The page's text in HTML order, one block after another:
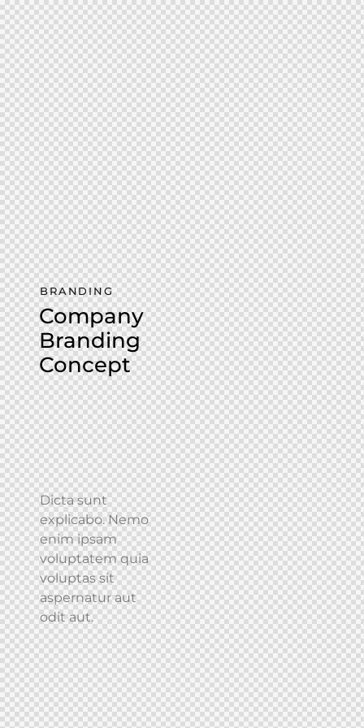
BRANDING
Company
Branding
Concept
Dicta sunt
explicabo. Nemo
enim ipsam
voluptatem quia
voluptas sit
aspernatur aut
odit aut.